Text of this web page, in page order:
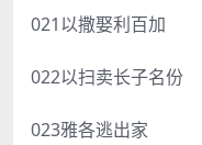
021以撒娶利百加
022以扫卖长子名份
023雅各逃出家